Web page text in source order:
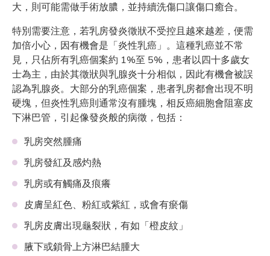
大，則可能需做手術放膿，並持續洗傷口讓傷口癒合。
特別需要注意，若乳房發炎徵狀不受控且越來越差，便需
加倍小心，因有機會是「炎性乳癌」。這種乳癌並不常
見，只佔所有乳癌個案約 1%至 5%，患者以四十多歲女
士為主，由於其徵狀與乳腺炎十分相似，因此有機會被誤
認為乳腺炎。大部分的乳癌個案，患者乳房都會出現不明
硬塊，但炎性乳癌則通常沒有腫塊，相反癌細胞會阻塞皮
下淋巴管，引起像發炎般的病徵，包括：
乳房突然腫痛
乳房發紅及感灼熱
乳房或有觸痛及痕癢
皮膚呈紅色、粉紅或紫紅，或會有瘀傷
乳房皮膚出現龜裂狀，有如「橙皮紋」
腋下或鎖骨上方淋巴結腫大